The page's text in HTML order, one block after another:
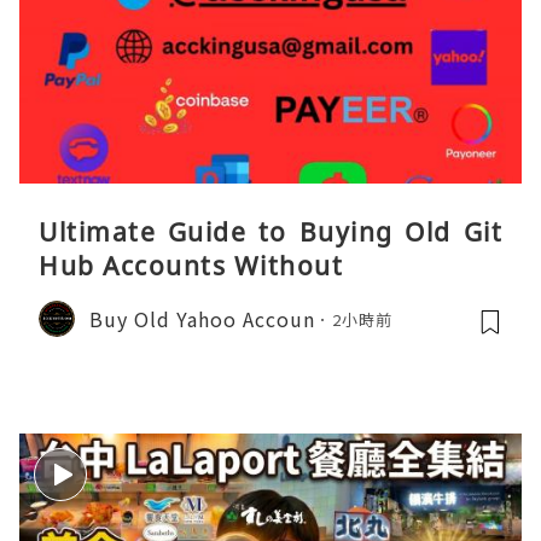
Ultimate Guide to Buying Old Git
Hub Accounts Without
Buy Old Yahoo Accoun 2小時前